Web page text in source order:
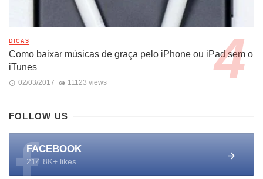
DICAS
Como baixar músicas de graça pelo iPhone ou iPad sem o
iTunes
02/03/2017 11123 views
FOLLOW US
FACEBOOK
214.8K+ likes